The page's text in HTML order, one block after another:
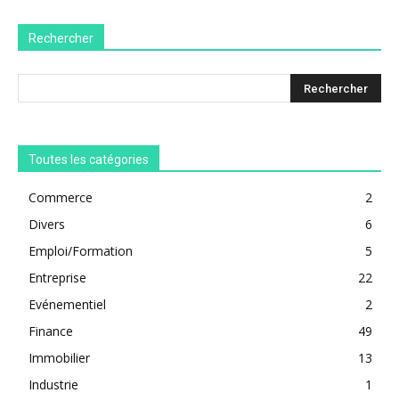
Rechercher
Toutes les catégories
Commerce
2
Divers
6
Emploi/Formation
5
Entreprise
22
Evénementiel
2
Finance
49
Immobilier
13
Industrie
1